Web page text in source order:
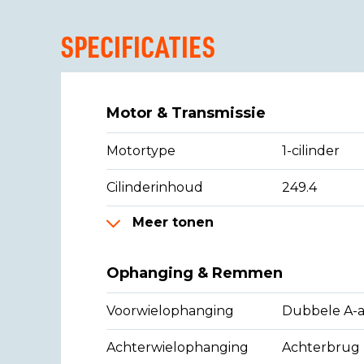
SPECIFICATIES
Motor & Transmissie
Motortype 1-cilinder
Cilinderinhoud 249.4
Meer tonen
Ophanging & Remmen
Voorwielophanging Dubbele A-
Achterwielophanging Achterbrug